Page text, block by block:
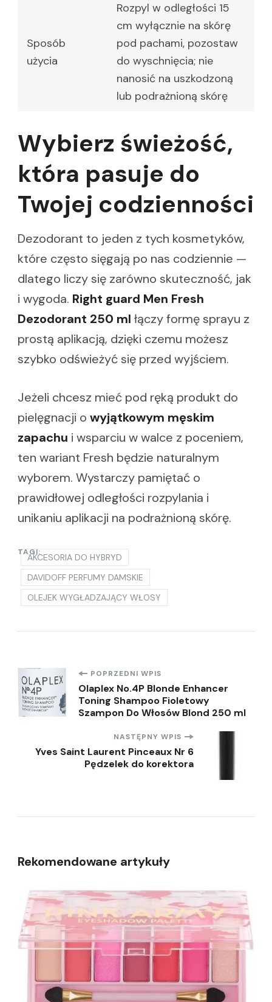
Sposób
użycia
Rozpyl w odległości 15
cm wyłącznie na skórę
pod pachami, pozostaw
do wyschnięcia; nie
nanosić na uszkodzoną
lub podrażnioną skórę
Wybierz świeżość,
która pasuje do
Twojej codzienności
Dezodorant to jeden z tych kosmetyków,
które często sięgają po nas codziennie —
dlatego liczy się zarówno skuteczność, jak
i wygoda. Right guard Men Fresh
Dezodorant 250 ml łączy formę sprayu z
prostą aplikacją, dzięki czemu możesz
szybko odświeżyć się przed wyjściem.
Jeżeli chcesz mieć pod ręką produkt do
pielęgnacji o wyjątkowym męskim
zapachu i wsparciu w walce z poceniem,
ten wariant Fresh będzie naturalnym
wyborem. Wystarczy pamiętać o
prawidłowej odległości rozpylania i
unikaniu aplikacji na podrażnioną skórę.
TAGI:
AKCESORIA DO HYBRYD
DAVIDOFF PERFUMY DAMSKIE
OLEJEK WYGŁADZAJĄCY WŁOSY
Nawigacja
wpisu
POPRZEDNI WPIS
Olaplex No.4P Blonde Enhancer
Toning Shampoo Fioletowy
Szampon Do Włosów Blond 250 ml
NASTĘPNY WPIS
Yves Saint Laurent Pinceaux Nr 6
Pędzelek do korektora
Rekomendowane artykuły